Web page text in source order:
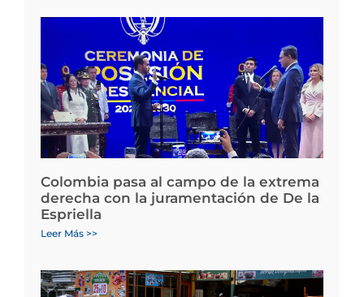
Colombia pasa al campo de la extrema
derecha con la juramentación de De la
Espriella
Leer Más >>